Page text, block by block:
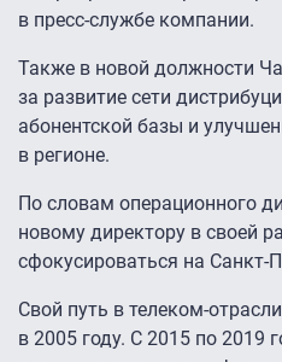
в пресс-службе компании.
Также в новой должности
за развитие сети
абонентской базы и
в регионе.
По словам операционного
новому директору в своей
сфокусироваться на Санкт-
Свой путь в телеком-
в 2005 году. С 2015 по 2019